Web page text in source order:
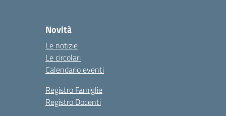
Novità
Le notizie
Le circolari
Calendario eventi
Registro Famiglie
Registro Docenti